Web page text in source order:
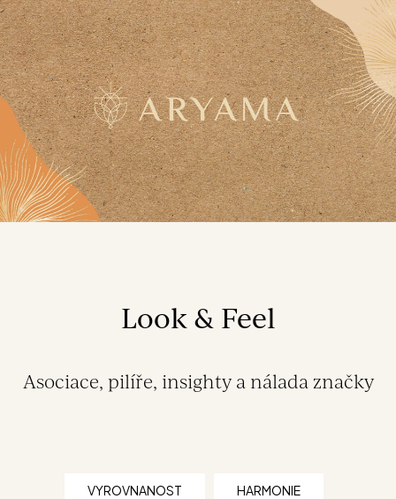
Look & Feel
Asociace, pilíře, insighty a nálada značky
VYROVNANOST HARMONIE